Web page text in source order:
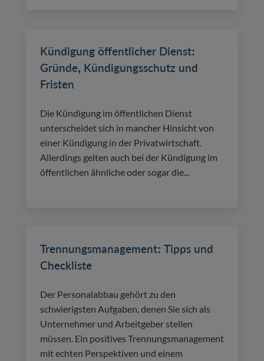
Kündigung öffentlicher Dienst:
Gründe, Kündigungsschutz und
Fristen
Die Kündigung im öffentlichen Dienst
unterscheidet sich in mancher Hinsicht von
einer Kündigung in der Privatwirtschaft.
Allerdings gelten auch bei der Kündigung im
öffentlichen ähnliche oder sogar die...
Trennungsmanagement: Tipps und
Checkliste
Der Personalabbau gehört zu den
schwierigsten Aufgaben, denen Sie sich als
Unternehmer und Arbeitgeber stellen
müssen. Ein positives Trennungsmanagement
mit echten Perspektiven und einem